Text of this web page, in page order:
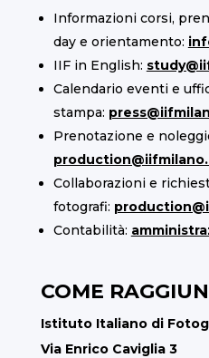
Informazioni corsi,
day e orientamento:
IIF in English:
Calendario eventi e
stampa:
Prenotazione e
Collaborazioni e
fotografi:
Contabilità:
COME
Istituto Italiano di
Via Enrico Caviglia 3